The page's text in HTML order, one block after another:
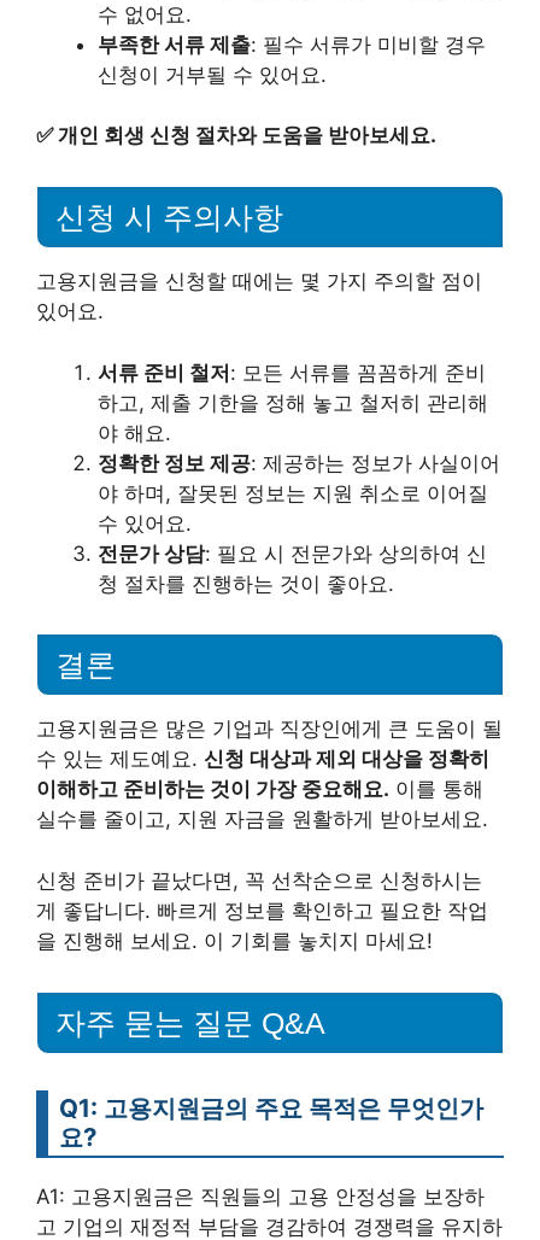
수 없어요.
부족한 서류 제출: 필수 서류가 미비할 경우
신청이 거부될 수 있어요.
✅개인 회생 신청 절차와 도움을 받아보세요.
신청 시 주의사항
고용지원금을 신청할 때에는 몇 가지 주의할 점이
있어요.
서류 준비 철저: 모든 서류를 꼼꼼하게 준비
하고, 제출 기한을 정해 놓고 철저히 관리해
야 해요.
정확한 정보 제공: 제공하는 정보가 사실이어
야 하며, 잘못된 정보는 지원 취소로 이어질
수 있어요.
전문가 상담: 필요 시 전문가와 상의하여 신
청 절차를 진행하는 것이 좋아요.
결론
고용지원금은 많은 기업과 직장인에게 큰 도움이 될
수 있는 제도예요. 신청 대상과 제외 대상을 정확히
이해하고 준비하는 것이 가장 중요해요. 이를 통해
실수를 줄이고, 지원 자금을 원활하게 받아보세요.
신청 준비가 끝났다면, 꼭 선착순으로 신청하시는
게 좋답니다. 빠르게 정보를 확인하고 필요한 작업
을 진행해 보세요. 이 기회를 놓치지 마세요!
자주 묻는 질문 Q&A
Q1: 고용지원금의 주요 목적은 무엇인가
요?
A1: 고용지원금은 직원들의 고용 안정성을 보장하
고 기업의 재정적 부담을 경감하여 경쟁력을 유지하